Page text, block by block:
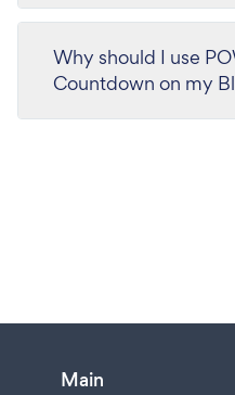
Why should I use
Countdown on my
Main